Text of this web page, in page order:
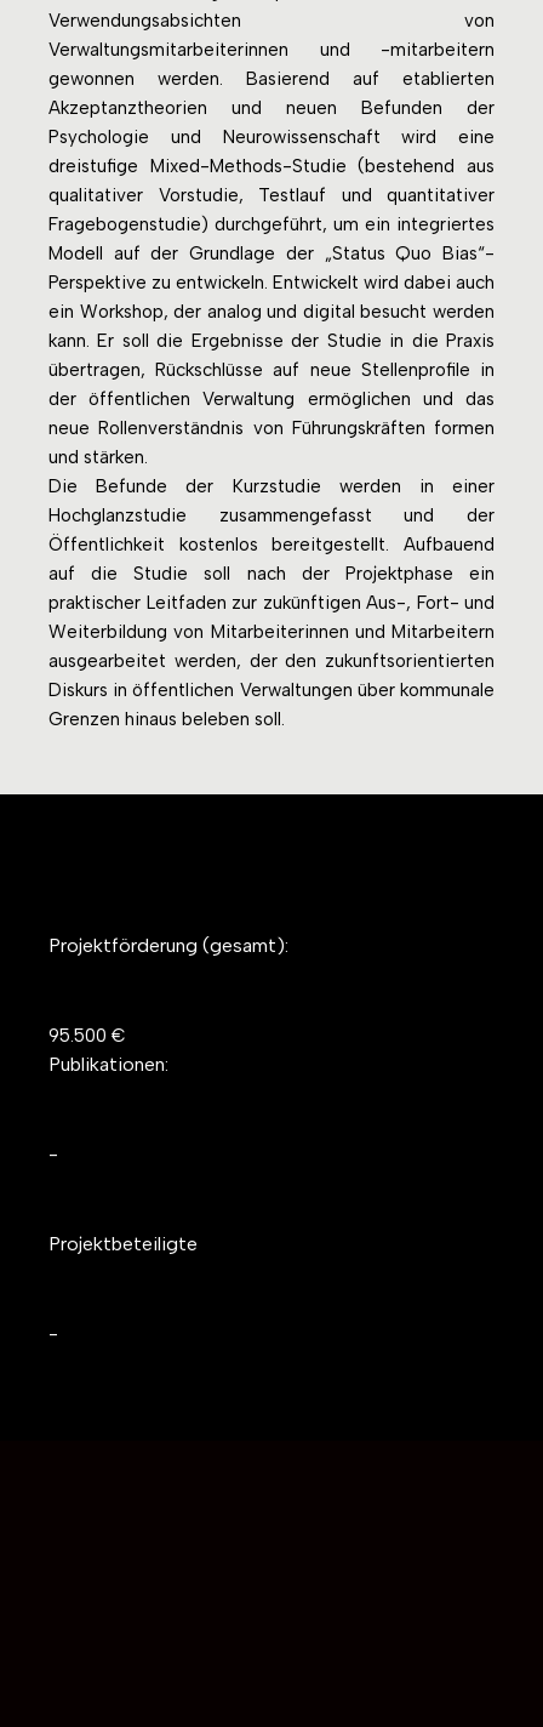
Verwendungsabsichten von
Verwaltungsmitarbeiterinnen und -mitarbeitern
gewonnen werden. Basierend auf etablierten
Akzeptanztheorien und neuen Befunden der
Psychologie und Neurowissenschaft wird eine
dreistufige Mixed-Methods-Studie (bestehend aus
qualitativer Vorstudie, Testlauf und quantitativer
Fragebogenstudie) durchgeführt, um ein integriertes
Modell auf der Grundlage der „Status Quo Bias“-
Perspektive zu entwickeln. Entwickelt wird dabei auch
ein Workshop, der analog und digital besucht werden
kann. Er soll die Ergebnisse der Studie in die Praxis
übertragen, Rückschlüsse auf neue Stellenprofile in
der öffentlichen Verwaltung ermöglichen und das
neue Rollenverständnis von Führungskräften formen
und stärken.
Die Befunde der Kurzstudie werden in einer
Hochglanzstudie zusammengefasst und der
Öffentlichkeit kostenlos bereitgestellt. Aufbauend
auf die Studie soll nach der Projektphase ein
praktischer Leitfaden zur zukünftigen Aus-, Fort- und
Weiterbildung von Mitarbeiterinnen und Mitarbeitern
ausgearbeitet werden, der den zukunftsorientierten
Diskurs in öffentlichen Verwaltungen über kommunale
Grenzen hinaus beleben soll.
Projektförderung (gesamt):
95.500 €
Publikationen:
-
Projektbeteiligte
-